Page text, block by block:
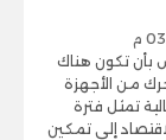
بأن تكون هناك
من الأجهزة
تمثل فترة
إلى تمكين